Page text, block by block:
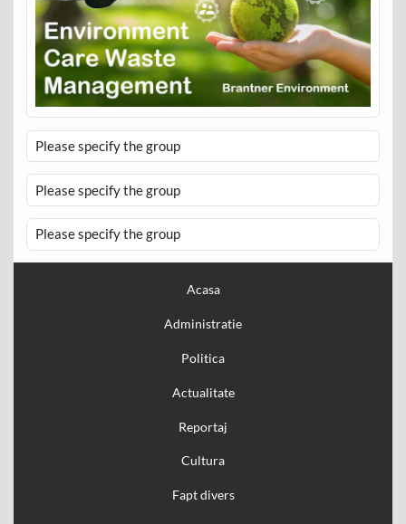
Please specify the group
Please specify the group
Please specify the group
Acasa
Administratie
Politica
Actualitate
Reportaj
Cultura
Fapt divers